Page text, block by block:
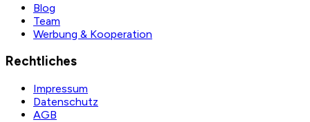
Blog
Team
Werbung & Kooperation
Rechtliches
Impressum
Datenschutz
AGB